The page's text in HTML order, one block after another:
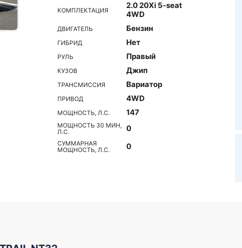
КОМПЛЕКТАЦИЯ
2.0 20Xi 5-seat
4WD
ДВИГАТЕЛЬ Бензин
ГИБРИД Нет
РУЛЬ Правый
КУЗОВ Джип
ТРАНСМИССИЯ Вариатор
ПРИВОД 4WD
МОЩНОСТЬ, Л.С. 147
МОЩНОСТЬ 30 МИН,
Л.С.
0
СУММАРНАЯ
МОЩНОСТЬ, Л.С.
0